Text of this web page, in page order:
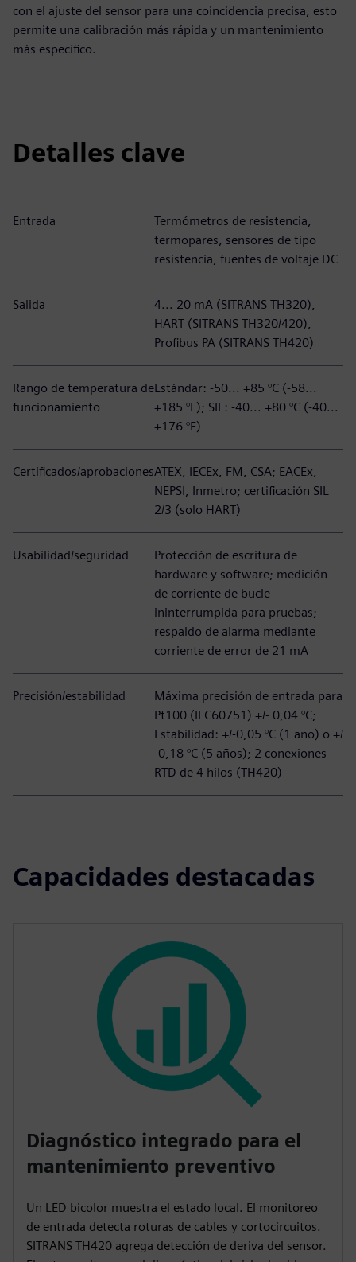
con el ajuste del sensor para una coincidencia precisa, esto
permite una calibración más rápida y un mantenimiento
más específico.
Detalles clave
Entrada
Termómetros de resistencia,
termopares, sensores de tipo
resistencia, fuentes de voltaje DC
Salida
4... 20 mA (SITRANS TH320),
HART (SITRANS TH320/420),
Profibus PA (SITRANS TH420)
Rango de temperatura de
funcionamiento
Estándar: -50... +85 °C (-58...
+185 °F); SIL: -40... +80 °C (-40...
+176 °F)
Certificados/aprobacionesATEX, IECEx, FM, CSA; EACEx,
NEPSI, Inmetro; certificación SIL
2/3 (solo HART)
Usabilidad/seguridad
Protección de escritura de
hardware y software; medición
de corriente de bucle
ininterrumpida para pruebas;
respaldo de alarma mediante
corriente de error de 21 mA
Precisión/estabilidad
Máxima precisión de entrada para
Pt100 (IEC60751) +/- 0,04 °C;
Estabilidad: +/-0,05 °C (1 año) o +/
-0,18 °C (5 años); 2 conexiones
RTD de 4 hilos (TH420)
Capacidades destacadas
Diagnóstico integrado para el
mantenimiento preventivo
Un LED bicolor muestra el estado local. El monitoreo
de entrada detecta roturas de cables y cortocircuitos.
SITRANS TH420 agrega detección de deriva del sensor.